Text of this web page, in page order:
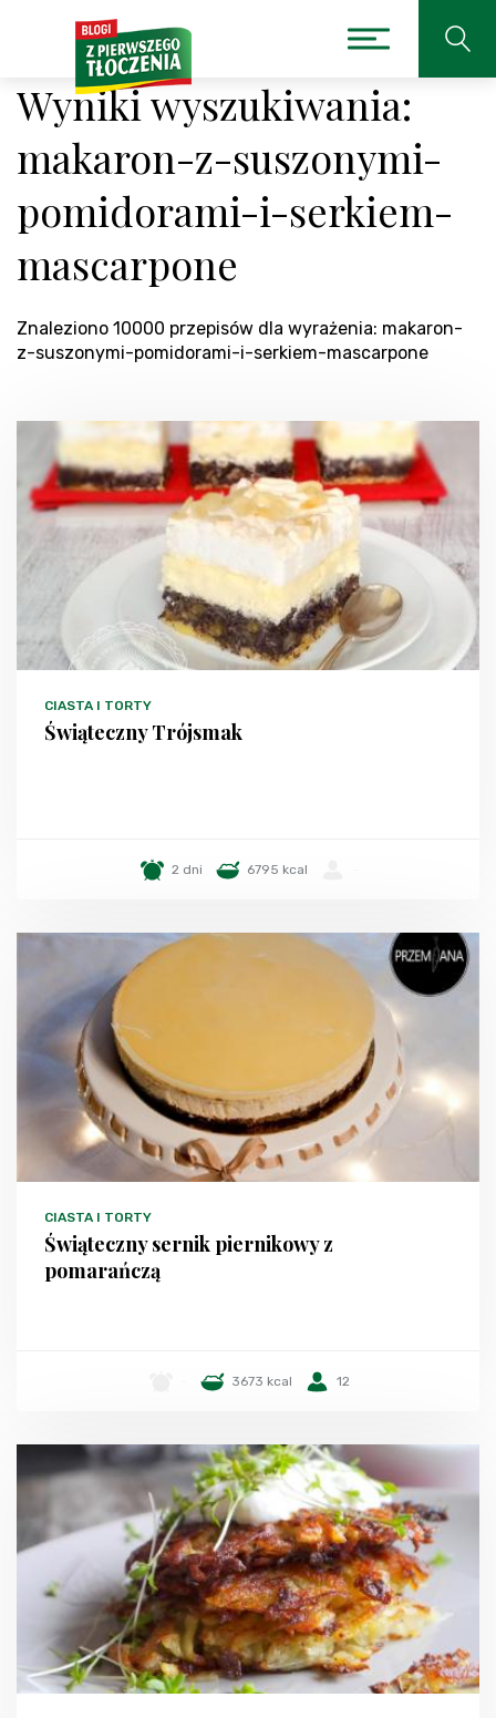
Wyniki wyszukiwania:
makaron-z-suszonymi-
pomidorami-i-serkiem-
mascarpone
Znaleziono 10000 przepisów dla wyrażenia: makaron-
z-suszonymi-pomidorami-i-serkiem-mascarpone
CIASTA I TORTY
Świąteczny Trójsmak
2 dni 6795 kcal
CIASTA I TORTY
Świąteczny sernik piernikowy z
pomarańczą
3673 kcal 12